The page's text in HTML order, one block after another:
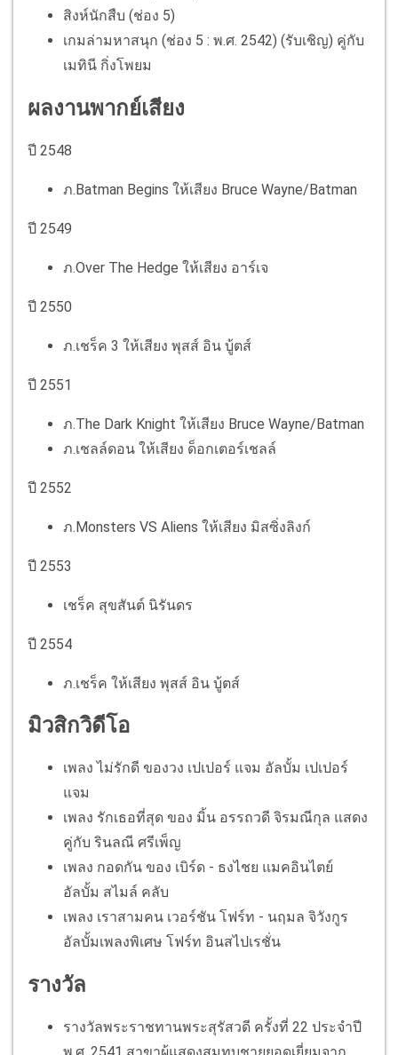
สิงห์นักสืบ (ช่อง 5)
เกมล่ามหาสนุก (ช่อง 5 : พ.ศ. 2542) (รับเชิญ) คู่กับ
เมทินี กิ่งโพยม
ผลงานพากย์เสียง
ปี 2548
ภ.Batman Begins ให้เสียง Bruce Wayne/Batman
ปี 2549
ภ.Over The Hedge ให้เสียง อาร์เจ
ปี 2550
ภ.เชร็ค 3 ให้เสียง พุสส์ อิน บู้ตส์
ปี 2551
ภ.The Dark Knight ให้เสียง Bruce Wayne/Batman
ภ.เชลล์ดอน ให้เสียง ด็อกเตอร์เชลล์
ปี 2552
ภ.Monsters VS Aliens ให้เสียง มิสซิ่งลิงก์
ปี 2553
เชร็ค สุขสันต์ นิรันดร
ปี 2554
ภ.เชร็ค ให้เสียง พุสส์ อิน บู้ตส์
มิวสิกวิดีโอ
เพลง ไม่รักดี ของวง เปเปอร์ แจม อัลบั้ม เปเปอร์
แจม
เพลง รักเธอที่สุด ของ มิ้น อรรถวดี จิรมณีกุล แสดง
คู่กับ รินลณี ศรีเพ็ญ
เพลง กอดกัน ของ เบิร์ด - ธงไชย แมคอินไตย์
อัลบั้ม สไมล์ คลับ
เพลง เราสามคน เวอร์ชัน โฟร์ท - นฤมล จิวังกูร
อัลบั้มเพลงพิเศษ โฟร์ท อินสไปเรชั่น
รางวัล
รางวัลพระราชทานพระสุรัสวดี ครั้งที่ 22 ประจำปี